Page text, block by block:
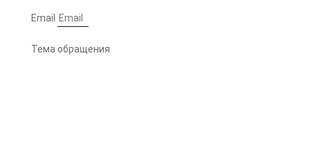
Email
Тема обращения